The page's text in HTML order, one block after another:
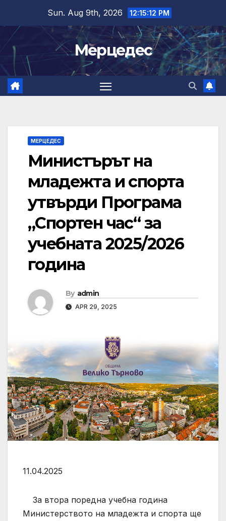
content
Sun. Aug 9th, 2026 12:15:13 PM
Мерцедес
МЕРЦЕДЕС
Министърът на
младежта и спорта
утвърди Програма
„Спортен час“ за
учебната 2025/2026
година
By admin
APR 29, 2025
11.04.2025
За втора поредна учебна година
Министерството на младежта и спорта ще